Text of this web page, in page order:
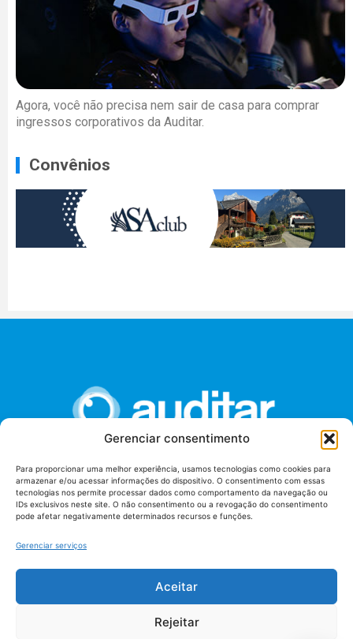
Gerenciar consentimento
Para proporcionar uma melhor experiência, usamos tecnologias como cookies para
armazenar e/ou acessar informações do dispositivo. O consentimento com essas
tecnologias nos permite processar dados como comportamento da navegação ou
IDs exclusivos neste site. O não consentimento ou a revogação do consentimento
pode afetar negativamente determinados recursos e funções.
Gerenciar serviços
Aceitar
Rejeitar
Agora, você não precisa nem sair de casa para comprar
ingressos corporativos da Auditar.
Convênios
União dos Auditores Federais de Controle Externo -
AUDITAR
Setor de Administração Federal Sul (SAF/Sul), Qd. 04, Lt. 01
Tribunal de Contas da União (TCU), Subsolo, Sala S04
Termos de uso